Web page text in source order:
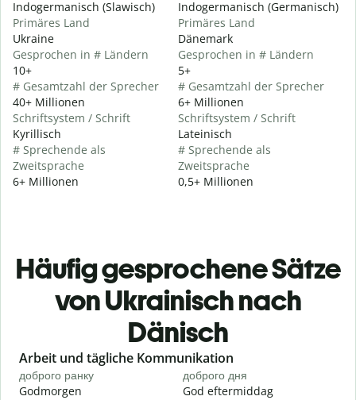
Indogermanisch (Slawisch)
Primäres Land
Ukraine
Gesprochen in # Ländern
10+
# Gesamtzahl der Sprecher
40+ Millionen
Schriftsystem / Schrift
Kyrillisch
# Sprechende als
Zweitsprache
6+ Millionen
Indogermanisch (Germanisch)
Primäres Land
Dänemark
Gesprochen in # Ländern
5+
# Gesamtzahl der Sprecher
6+ Millionen
Schriftsystem / Schrift
Lateinisch
# Sprechende als
Zweitsprache
0,5+ Millionen
Häufig gesprochene Sätze
von Ukrainisch nach
Dänisch
Slide 1 of 6
Arbeit und tägliche Kommunikation
доброго ранку
Godmorgen
доброго дня
God eftermiddag